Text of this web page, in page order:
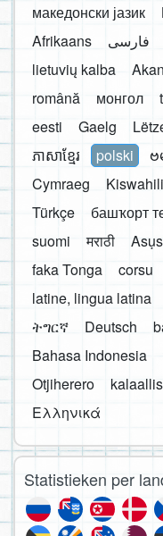
македонски јазик
Afrikaans
فارسی
lietuvių kalba
Akan
română
монгол
eesti
Gaelg
ភាសាខ្មែរ
polski ဗ
Cymraeg
Kiswahili
Türkçe
башҡорт
suomi
मराठी
faka Tonga
corsu
latine, lingua latina
ትግርኛ
Deutsch
Bahasa Indonesia
Otjiherero
Ελληνικά
Statistieken per